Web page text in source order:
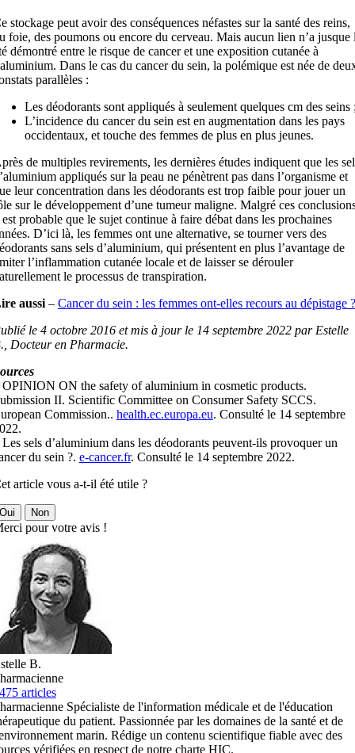
stockage peut avoir des conséquences néfastes sur la santé des reins,
foie, des poumons ou encore du cerveau. Mais aucun lien n’a jusque
démontré entre le risque de cancer et une exposition cutanée à
Dans le cas du cancer du sein, la polémique est née de
parallèles :
Les déodorants sont appliqués à seulement quelques cm des seins
L’incidence du cancer du sein est en augmentation dans les pays
occidentaux, et touche des femmes de plus en plus jeunes.
de multiples revirements, les dernières études indiquent que les
appliqués sur la peau ne pénètrent pas dans l’organisme et
leur concentration dans les déodorants est trop faible pour jouer un
sur le développement d’une tumeur maligne. Malgré ces
probable que le sujet continue à faire débat dans les prochaines
D’ici là, les femmes ont une alternative, se tourner vers des
sans sels d’aluminium, qui présentent en plus l’avantage de
l’inflammation cutanée locale et de laisser se dérouler
le processus de transpiration.
aussi– Cancer du sein : les femmes ont-elles recours au dépistage ?
le 4 octobre 2016 et mis à jour le 14 septembre 2022 par Estelle
Docteur en Pharmacie.
OPINION ON the safety of aluminium in cosmetic products.
II. Scientific Committee on Consumer Safety SCCS.
Commission.. health.ec.europa.eu. Consulté le 14 septembre
sels d’aluminium dans les déodorants peuvent-ils provoquer un
du sein ?. e-cancer.fr. Consulté le 14 septembre 2022.
article vous a-t-il été utile ?
Non
pour votre avis !
B.
articles
Spécialiste de l'information médicale et de l'éducation
du patient. Passionnée par les domaines de la santé et de
marin. Rédige un contenu scientifique fiable avec des
vérifiées en respect de notre charte HIC.